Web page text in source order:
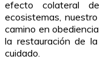
efecto colateral
ecosistemas,
camino en
la restauración de
cuidado.